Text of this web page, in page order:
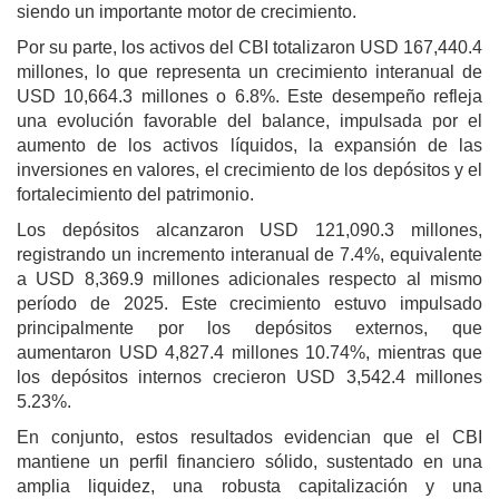
siendo un importante motor de crecimiento.
Por su parte, los activos del CBI totalizaron USD 167,440.4
millones, lo que representa un crecimiento interanual de
USD 10,664.3 millones o 6.8%. Este desempeño refleja
una evolución favorable del balance, impulsada por el
aumento de los activos líquidos, la expansión de las
inversiones en valores, el crecimiento de los depósitos y el
fortalecimiento del patrimonio.
Los depósitos alcanzaron USD 121,090.3 millones,
registrando un incremento interanual de 7.4%, equivalente
a USD 8,369.9 millones adicionales respecto al mismo
período de 2025. Este crecimiento estuvo impulsado
principalmente por los depósitos externos, que
aumentaron USD 4,827.4 millones 10.74%, mientras que
los depósitos internos crecieron USD 3,542.4 millones
5.23%.
En conjunto, estos resultados evidencian que el CBI
mantiene un perfil financiero sólido, sustentado en una
amplia liquidez, una robusta capitalización y una